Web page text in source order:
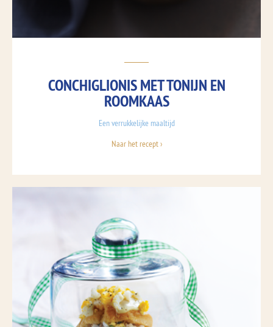
CONCHIGLIONIS MET TONIJN EN
ROOMKAAS
Een verrukkelijke maaltijd
Naar het recept ›